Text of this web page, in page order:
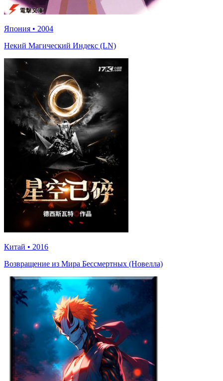
Япония • 2004
Некий Магический Индекс (LN)
Китай • 2016
Возвращение из Мира Бессмертных (Новелла)